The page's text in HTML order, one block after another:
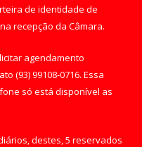
de identidade de
recepção da Câmara.
agendamento
(93) 99108-0716. Essa
só está disponível as
destes, 5 reservados